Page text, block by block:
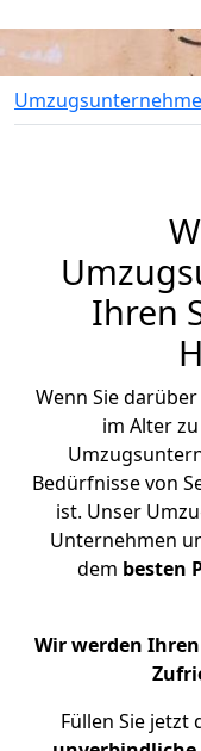
Ihren
Wenn Sie
im Alter
Bedürfnisse von
ist. Unser
Unternehmen
dem besten
Wir werden
Füllen Sie jetzt